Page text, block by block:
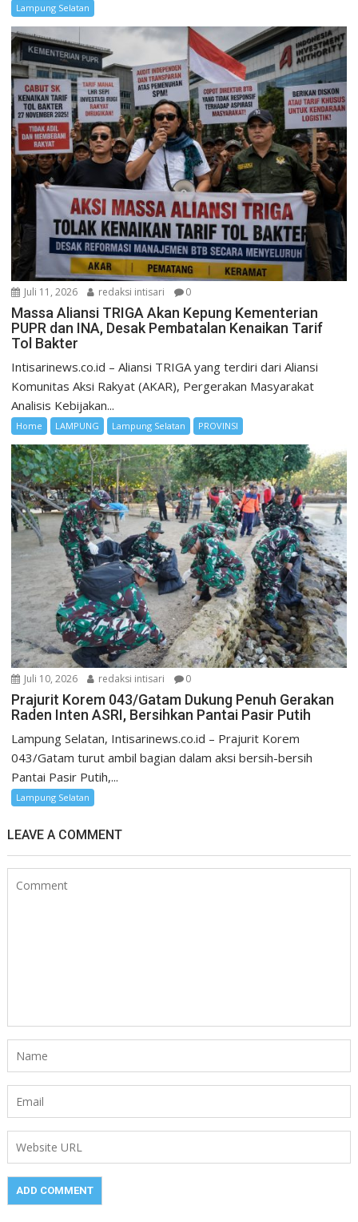
Lampung Selatan
Juli 11, 2026 redaksi intisari 0
Massa Aliansi TRIGA Akan Kepung Kementerian
PUPR dan INA, Desak Pembatalan Kenaikan Tarif
Tol Bakter
Intisarinews.co.id – Aliansi TRIGA yang terdiri dari Aliansi
Komunitas Aksi Rakyat (AKAR), Pergerakan Masyarakat
Analisis Kebijakan...
Home LAMPUNG Lampung Selatan PROVINSI
Juli 10, 2026 redaksi intisari 0
Prajurit Korem 043/Gatam Dukung Penuh Gerakan
Raden Inten ASRI, Bersihkan Pantai Pasir Putih
Lampung Selatan, Intisarinews.co.id – Prajurit Korem
043/Gatam turut ambil bagian dalam aksi bersih-bersih
Pantai Pasir Putih,...
Lampung Selatan
LEAVE A COMMENT